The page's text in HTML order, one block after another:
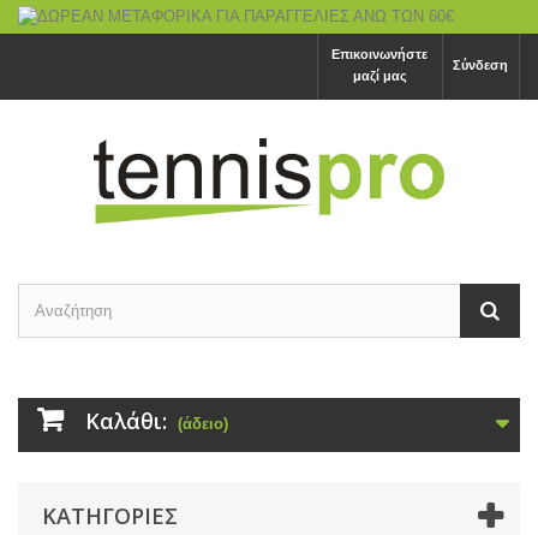
Σύνδεση
Επικοινωνήστε
μαζί μας
Καλάθι: (άδειο)
ΚΑΤΗΓΟΡΙΕΣ